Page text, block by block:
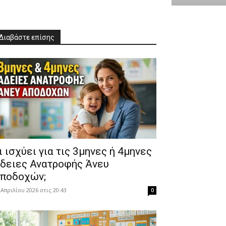
επίσης
ισχύει για τις 3μηνες ή 4μηνες
Ανατροφής Άνευ
2026 στις 20:43 0